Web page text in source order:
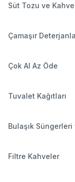
Süt Tozu ve Kahve
Çamaşır
Çok Al Az Öde
Tuvalet Kağıtları
Bulaşık
Filtre Kahveler